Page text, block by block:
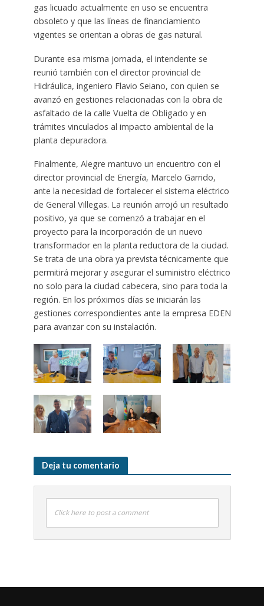
gas licuado actualmente en uso se encuentra
obsoleto y que las líneas de financiamiento
vigentes se orientan a obras de gas natural.
Durante esa misma jornada, el intendente se
reunió también con el director provincial de
Hidráulica, ingeniero Flavio Seiano, con quien se
avanzó en gestiones relacionadas con la obra de
asfaltado de la calle Vuelta de Obligado y en
trámites vinculados al impacto ambiental de la
planta depuradora.
Finalmente, Alegre mantuvo un encuentro con el
director provincial de Energía, Marcelo Garrido,
ante la necesidad de fortalecer el sistema eléctrico
de General Villegas. La reunión arrojó un resultado
positivo, ya que se comenzó a trabajar en el
proyecto para la incorporación de un nuevo
transformador en la planta reductora de la ciudad.
Se trata de una obra ya prevista técnicamente que
permitirá mejorar y asegurar el suministro eléctrico
no solo para la ciudad cabecera, sino para toda la
región. En los próximos días se iniciarán las
gestiones correspondientes ante la empresa EDEN
para avanzar con su instalación.
Deja tu comentario
Click here to post a comment